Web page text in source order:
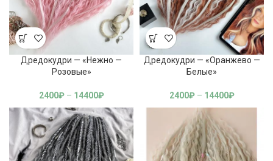
Дредокудри — «Нежно —
Розовые»
2400₽ – 14400₽
Дредокудри — «Оранжево —
Белые»
2400₽ – 14400₽